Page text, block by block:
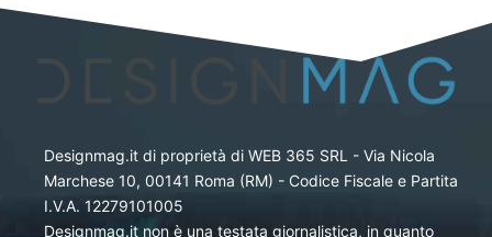
Designmag.it di proprietà di WEB 365 SRL - Via Nicola
Marchese 10, 00141 Roma (RM) - Codice Fiscale e Partita
I.V.A. 12279101005
Designmag.it non è una testata giornalistica, in quanto